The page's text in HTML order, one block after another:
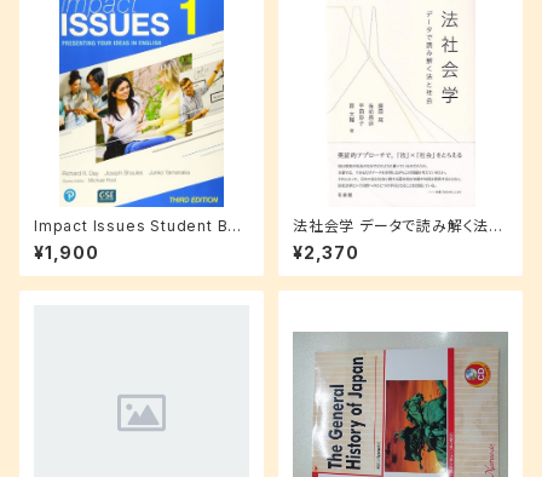
Impact Issues Student Boo
k with Online Code Level 1
¥1,900
法社会学 データで読み解く法と
社会
¥2,370